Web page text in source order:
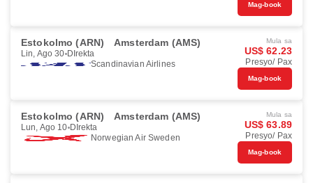
Mag-book
Estokolmo (ARN) Amsterdam (AMS)
Lin, Ago 30 DIrekta
Scandinavian Airlines
Mula sa
US$ 62.23
Presyo/ Pax
Mag-book
Estokolmo (ARN) Amsterdam (AMS)
Lun, Ago 10 DIrekta
Norwegian Air Sweden
Mula sa
US$ 63.89
Presyo/ Pax
Mag-book